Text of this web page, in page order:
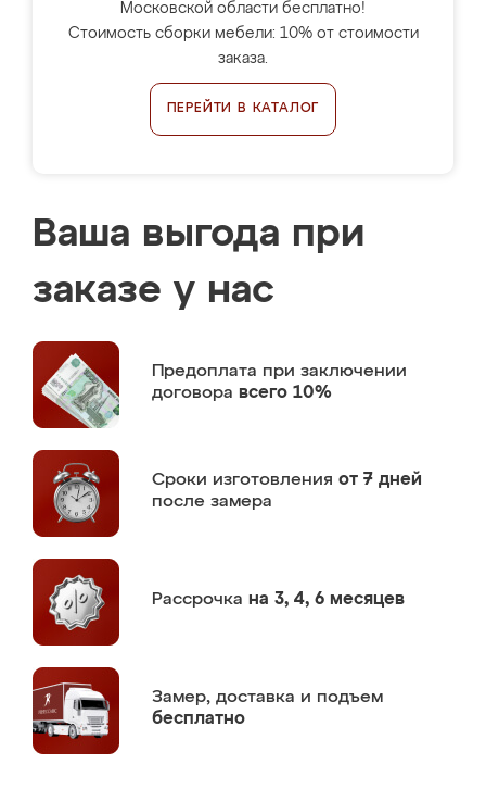
Московской области бесплатно!
Стоимость сборки мебели: 10% от стоимости
заказа.
ПЕРЕЙТИ В КАТАЛОГ
Ваша выгода при
заказе у нас
Предоплата при заключении
договора всего 10%
Сроки изготовления от 7 дней
после замера
Рассрочка на 3, 4, 6 месяцев
Замер, доставка и подъем
бесплатно